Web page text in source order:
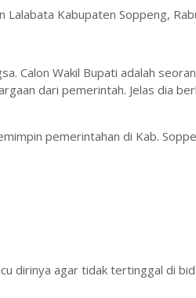
Lalabata Kabupaten Soppeng,
Calon Wakil Bupati adalah
dari pemerintah. Jelas dia
pemerintahan di Kab.
dirinya agar tidak tertinggal di